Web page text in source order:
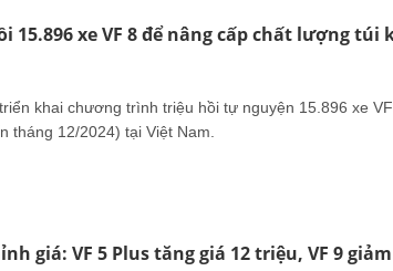
15.896 xe VF 8 để nâng cấp chất lượng túi
khai chương trình triệu hồi tự nguyện 15.896 xe
tháng 12/2024) tại Việt Nam.
giá: VF 5 Plus tăng giá 12 triệu, VF 9